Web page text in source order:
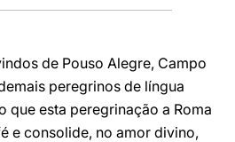
de Pouso Alegre, Campo
peregrinos de língua
que esta peregrinação a Roma
e consolide, no amor divino,